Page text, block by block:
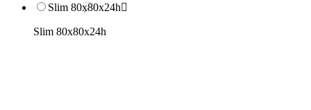
Slim 80x80x24h
Slim 80x80x24h